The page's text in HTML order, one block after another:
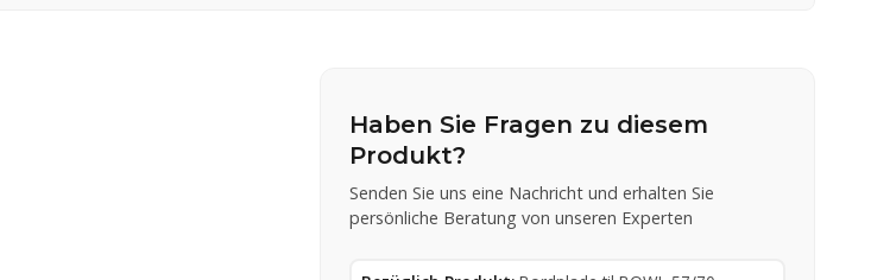
Haben Sie Fragen zu diesem
Produkt?
Senden Sie uns eine Nachricht und erhalten Sie
persönliche Beratung von unseren Experten